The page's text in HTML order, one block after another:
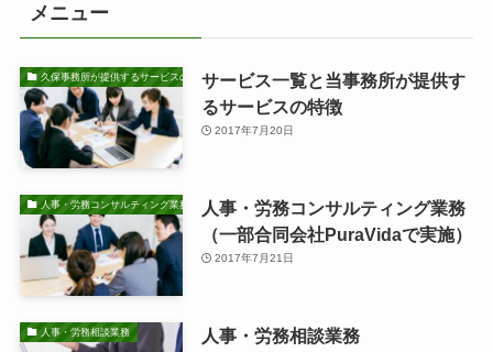
メニュー
久保事務所が提供するサービスの特徴サービス一覧と当事務所が提供す
るサービスの特徴
2017年7月20日
人事・労務コンサルティング業務
人事・労務コンサルティング業務
（一部合同会社PuraVidaで実施）
2017年7月21日
人事・労務相談業務 人事・労務相談業務